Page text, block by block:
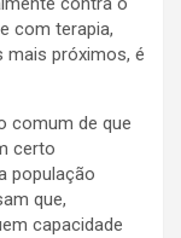
com terapia,
próximos, é
comum de que
certo
população
que,
capacidade